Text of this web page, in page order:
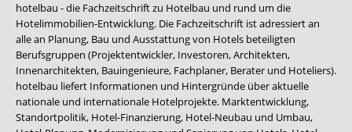
hotelbau - die Fachzeitschrift zu Hotelbau und rund um die
Hotelimmobilien-Entwicklung. Die Fachzeitschrift ist adressiert an
alle an Planung, Bau und Ausstattung von Hotels beteiligten
Berufsgruppen (Projektentwickler, Investoren, Architekten,
Innenarchitekten, Bauingenieure, Fachplaner, Berater und Hoteliers).
hotelbau liefert Informationen und Hintergründe über aktuelle
nationale und internationale Hotelprojekte. Marktentwicklung,
Standortpolitik, Hotel-Finanzierung, Hotel-Neubau und Umbau,